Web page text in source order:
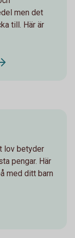
men det
till. Här är
lov betyder
pengar. Här
med ditt barn